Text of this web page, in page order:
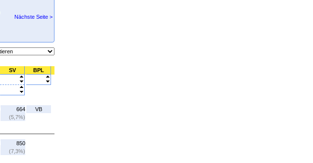
Nächste Seite >
SV BPL
664
(5,7%)
VB
850
(7,3%)